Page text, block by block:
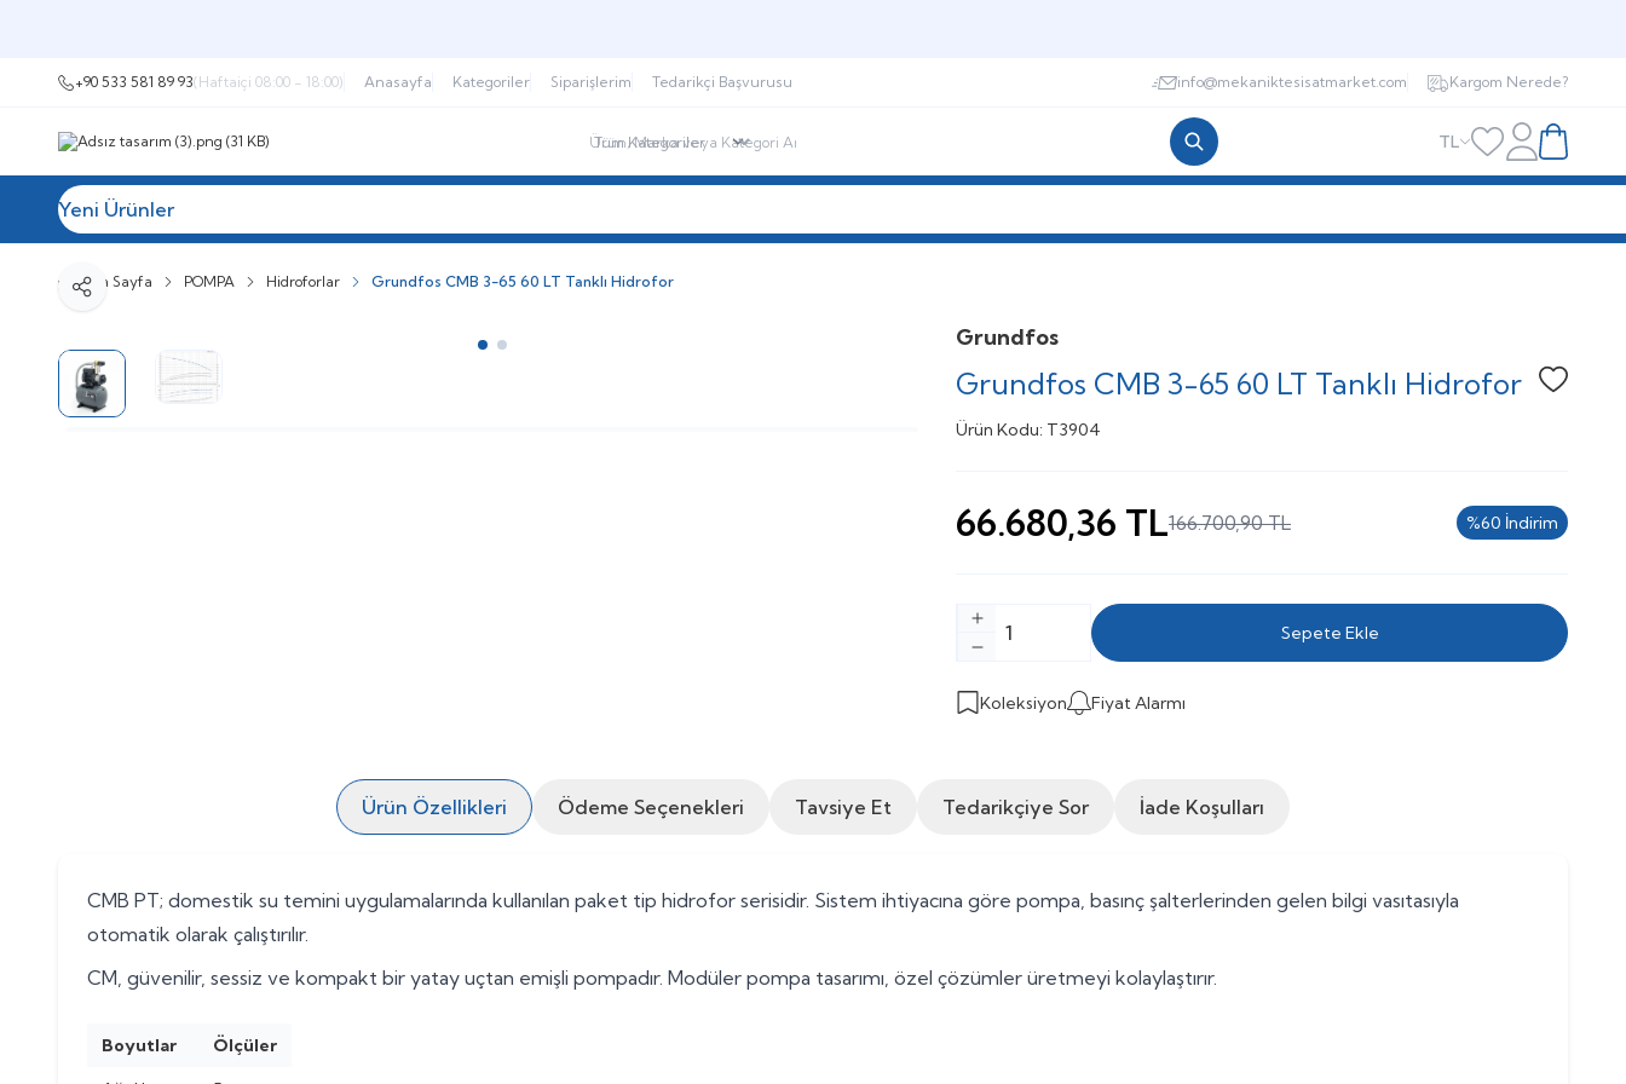
+90 533 581 89 93(Haftaiçi 08:00 - 18:00) Anasayfa Kategoriler Siparişlerim Tedarikçi Başvurusu info@mekaniktesisatmarket.com Kargom Nerede?
TL Favorilerim
HesabımSepetim
Yeni Ürünler
Ana Sayfa POMPA Hidroforlar Grundfos CMB 3-65 60 LT Tanklı Hidrofor
Paylaş
Grundfos
Grundfos CMB 3-65 60 LT Tanklı Hidrofor
Favoriye
Ürün Kodu: T3904
66.680,36 TL166.700,90TL %60 İndirim
Sepete Ekle
Koleksiyon Fiyat Alarmı
Ürün Özellikleri Ödeme Seçenekleri Tavsiye Et Tedarikçiye Sor İade Koşulları
CMB PT; domestik su temini uygulamalarında kullanılan paket tip hidrofor serisidir. Sistem ihtiyacına göre pompa, basınç şalterlerinden gelen bilgi vasıtasıyla
otomatik olarak çalıştırılır.
CM, güvenilir, sessiz ve kompakt bir yatay uçtan emişli pompadır. Modüler pompa tasarımı, özel çözümler üretmeyi kolaylaştırır.
Boyutlar
Ölçüler